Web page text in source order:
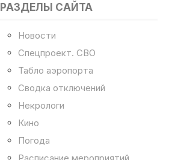
РАЗДЕЛЫ САЙТА
Новости
Спецпроект. СВО
Табло аэропорта
Сводка отключений
Некрологи
Кино
Погода
Расписание мероприятий